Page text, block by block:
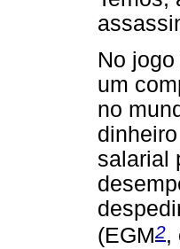
No
um
no
salarial
(EGM2,